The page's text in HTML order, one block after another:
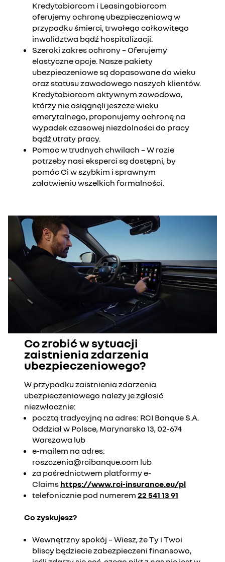
Kredytobiorcom i Leasingobiorcom
oferujemy ochronę ubezpieczeniową w
przypadku śmierci, trwałego całkowitego
inwalidztwa bądź hospitalizacji.
Szeroki zakres ochrony – Oferujemy
elastyczne opcje. Nasze pakiety
ubezpieczeniowe są dopasowane do wieku
oraz statusu zawodowego naszych klientów.
Kredytobiorcom aktywnym zawodowo,
którzy nie osiągnęli jeszcze wieku
emerytalnego, proponujemy ochronę na
wypadek czasowej niezdolności do pracy
bądź utraty pracy.
Pomoc w trudnych chwilach – W razie
potrzeby nasi eksperci są dostępni, by
pomóc Ci w szybkim i sprawnym
załatwieniu wszelkich formalności.
Co zrobić w sytuacji
zaistnienia zdarzenia
ubezpieczeniowego?
W przypadku zaistnienia zdarzenia
ubezpieczeniowego należy je zgłosić
niezwłocznie:
pocztą tradycyjną na adres: RCI Banque S.A.
Oddział w Polsce, Marynarska 13, 02-674
Warszawa lub
e-mailem na adres:
roszczenia@rcibanque.com lub
za pośrednictwem platformy e-
Claims https://www.rci-insurance.eu/pl
telefonicznie pod numerem 22 541 13 91
Co zyskujesz?
Wewnętrzny spokój – Wiesz, że Ty i Twoi
bliscy będziecie zabezpieczeni finansowo,